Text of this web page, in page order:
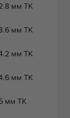
мм ТК
мм ТК
мм ТК
мм ТК
мм ТК